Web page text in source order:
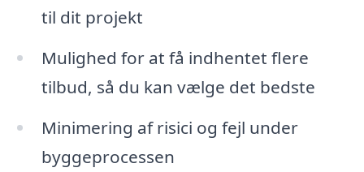
til dit projekt
Mulighed for at få indhentet flere
tilbud, så du kan vælge det bedste
Minimering af risici og fejl under
byggeprocessen